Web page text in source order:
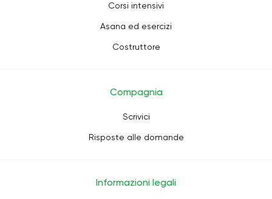
Corsi intensivi
Asana ed esercizi
Costruttore
Compagnia
Scrivici
Risposte alle domande
Informazioni legali